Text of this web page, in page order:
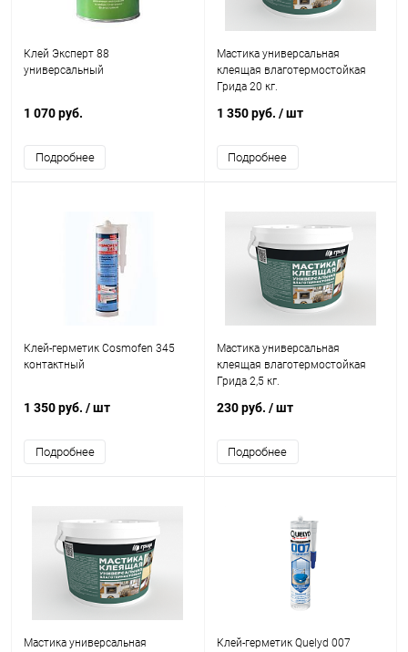
Клей Эксперт 88
универсальный
1 070 руб.
Подробнее
Мастика универсальная
клеящая влаготермостойкая
Грида 20 кг.
1 350 руб. / шт
Подробнее
Клей-герметик Cosmofen 345
контактный
1 350 руб. / шт
Подробнее
Мастика универсальная
клеящая влаготермостойкая
Грида 2,5 кг.
230 руб. / шт
Подробнее
Мастика универсальная
Клей-герметик Quelyd 007